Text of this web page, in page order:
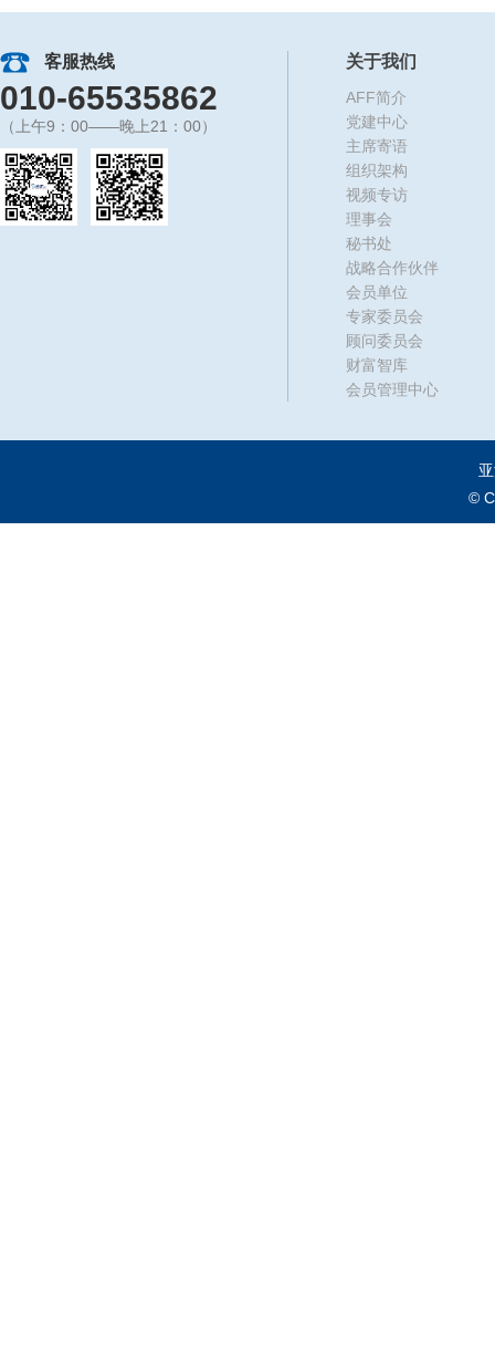
客服热线
010-65535862
（上午9：00——晚上21：00）
关于我们
AFF简介
党建中心
主席寄语
组织架构
视频专访
理事会
秘书处
战略合作伙伴
会员单位
专家委员会
顾问委员会
财富智库
会员管理中心
©